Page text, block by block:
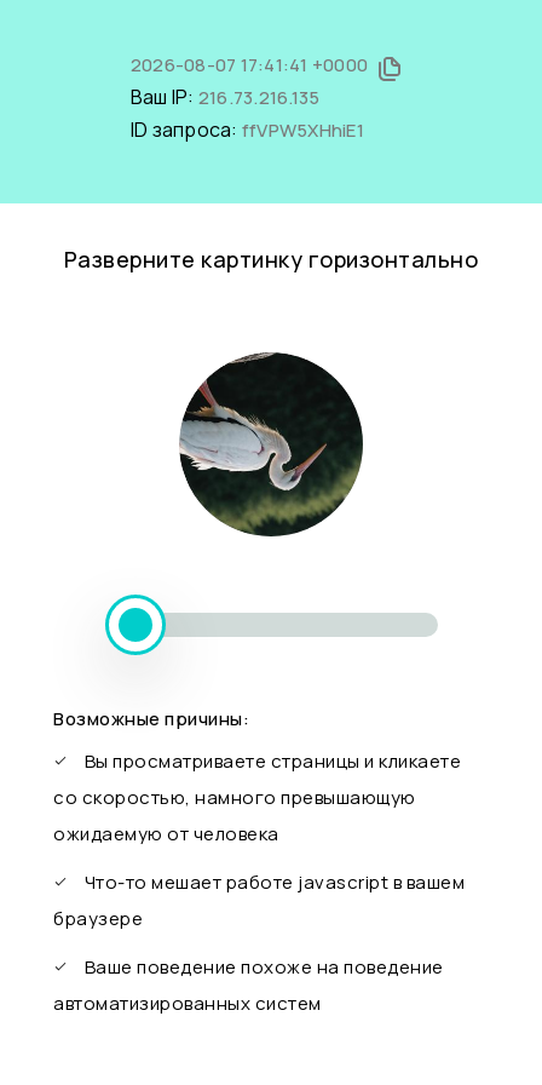
2026-08-07 17:41:41 +0000
Ваш IP: 216.73.216.135
ID запроса: ffVPW5XHhiE1
Разверните картинку горизонтально
Возможные причины:
Вы просматриваете страницы и кликаете
со скоростью, намного превышающую
ожидаемую от человека
Что-то мешает работе javascript в вашем
браузере
Ваше поведение похоже на поведение
автоматизированных систем